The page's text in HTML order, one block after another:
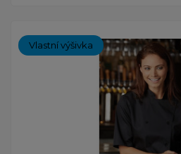
Vlastní výšivka